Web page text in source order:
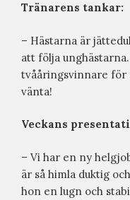
Tränarens tankar:
– Hästarna är
att följa
tvååringsvinnare för
vänta!
Veckans
– Vi har en ny
är så himla duktig
hon en lugn och